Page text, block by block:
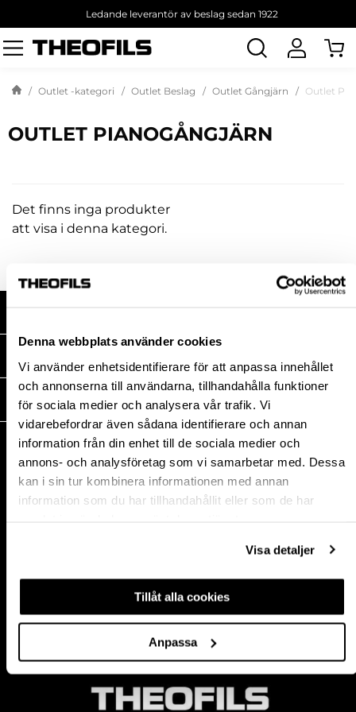
Denna webbplats använder cookies
Vi använder enhetsidentifierare för att anpassa innehållet
och annonserna till användarna, tillhandahålla funktioner
för sociala medier och analysera vår trafik. Vi
vidarebefordrar även sådana identifierare och annan
information från din enhet till de sociala medier och
annons- och analysföretag som vi samarbetar med. Dessa
kan i sin tur kombinera informationen med annan
information som du har tillhandahållit eller som de har
Visa detaljer
Tillåt alla cookies
Anpassa
Ledande leverantör av beslag sedan 1922
Sök
produkt
Outlet -kategori Outlet Beslag Outlet Gångjärn Outlet
OUTLET PIANOGÅNGJÄRN
Det finns inga produkter
att visa i denna kategori.
THEOFILS
KONTAKT
Postadress:
BOX 1009 551 11
Jönköping, Sweden
Tel:+46 (0)10-178 13 00
Org. nr 556154-8925